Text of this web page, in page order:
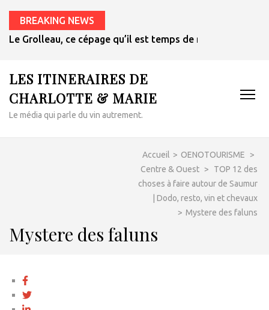
BREAKING NEWS
Le Grolleau, ce cépage qu’il est temps de redécouvrir
LES ITINERAIRES DE
CHARLOTTE & MARIE
Le média qui parle du vin autrement.
Accueil > OENOTOURISME
>
Centre & Ouest >
TOP 12 des
choses à faire autour de Saumur
| Dodo, resto, vin et chevaux
> Mystere des faluns
Mystere des faluns